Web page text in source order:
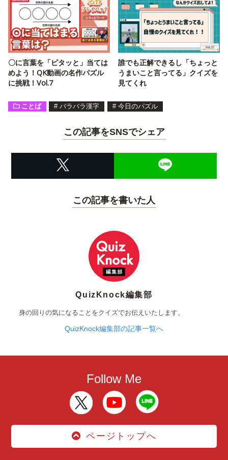
〇に言葉を「ピタッと」当ては
めよう！QK動画の名作パズル
に挑戦！Vol.7
誰でも正解できるし「ちょっと
うまいこと言ってる」クイズを
見てくれ
ことば # バラバラ漢字 # 今日のパズル
この記事をSNSでシェア
この記事を書いた人
QuizKnock編集部
身の回りの気になることをクイズでお伝えいたします。
QuizKnock編集部の記事一覧へ
Follow Me
ページトップへ